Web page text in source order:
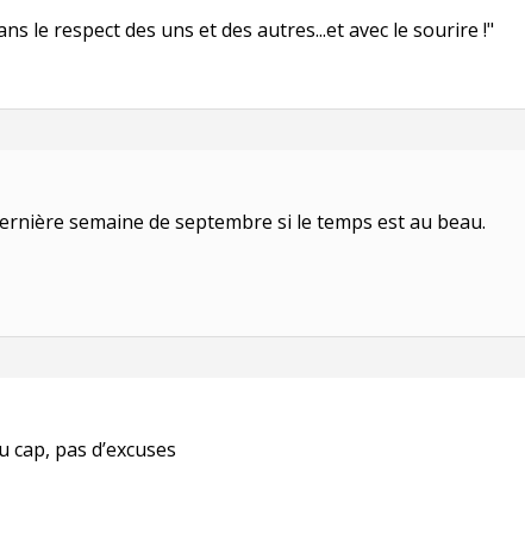
le respect des uns et des autres...et avec le sourire !"
semaine de septembre si le temps est au beau.
pas d’excuses